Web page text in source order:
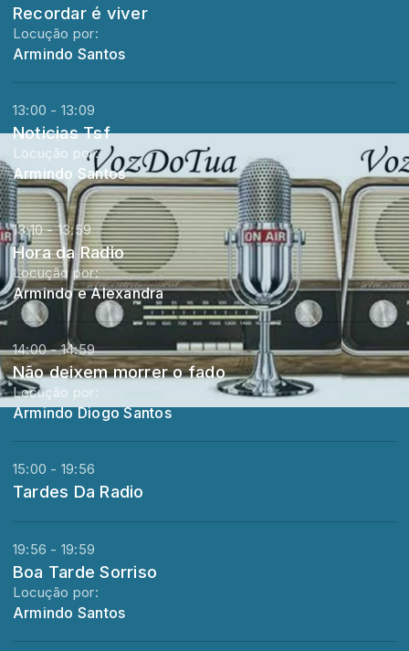
Recordar é viver
Locução por:
Armindo Santos
13:00 - 13:09
Noticias Tsf
Locução por:
Armindo Santos
13:10 - 13:59
Hora da Radio
Locução por:
Armindo e Alexandra
14:00 - 14:59
Não deixem morrer o fado
Locução por:
Armindo Diogo Santos
15:00 - 19:56
Tardes Da Radio
19:56 - 19:59
Boa Tarde Sorriso
Locução por:
Armindo Santos